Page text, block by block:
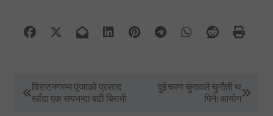
विराटनगरमा पूजाको प्रसाद
खाँदा एक सयभन्दा बढी बिरामी
दुई चरण चुनावले चुनौती थ
पिने: आयोग